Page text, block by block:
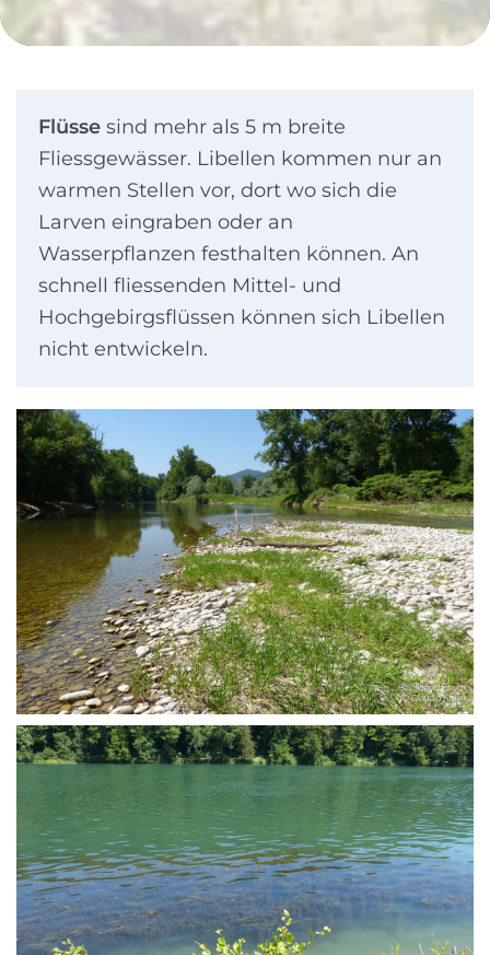
Flüsse sind mehr als 5 m breite
Fliessgewässer. Libellen kommen nur an
warmen Stellen vor, dort wo sich die
Larven eingraben oder an
Wasserpflanzen festhalten können. An
schnell fliessenden Mittel- und
Hochgebirgsflüssen können sich Libellen
nicht entwickeln.